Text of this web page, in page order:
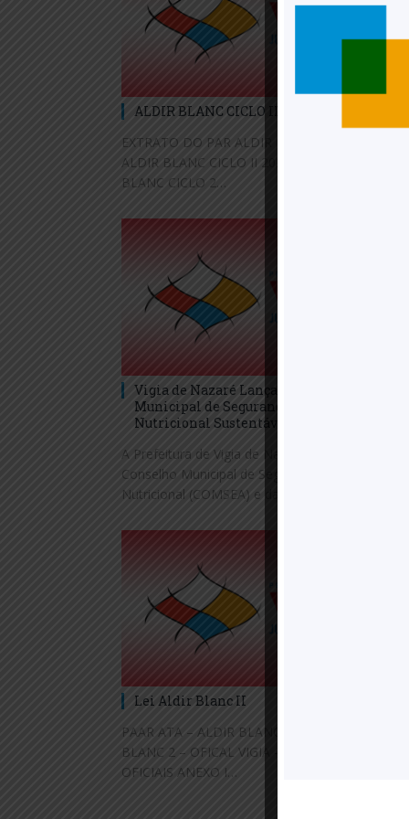
ALDIR BLANC CICLO II
EXTRATO DO PAR ALDIR BLANC – VIGIA ATA –
ALDIR BLANC CICLO II 2025 2026 EDITAL
BLANC CICLO 2…
Vigia de Nazaré Lança seu 1º Plano
Municipal de Segurança Alimentar e
Nutricional Sustentável
A Prefeitura de Vigia de Nazaré, por meio do
Conselho Municipal de Segurança Alimentar e
Nutricional (COMSEA) e da Secretaria…
Lei Aldir Blanc II
PAAR ATA – ALDIR BLANC II EDITAL ALDIR
BLANC 2 – OFICAL VIGIA – assinado ANEXOS
OFICIAIS ANEXO I…